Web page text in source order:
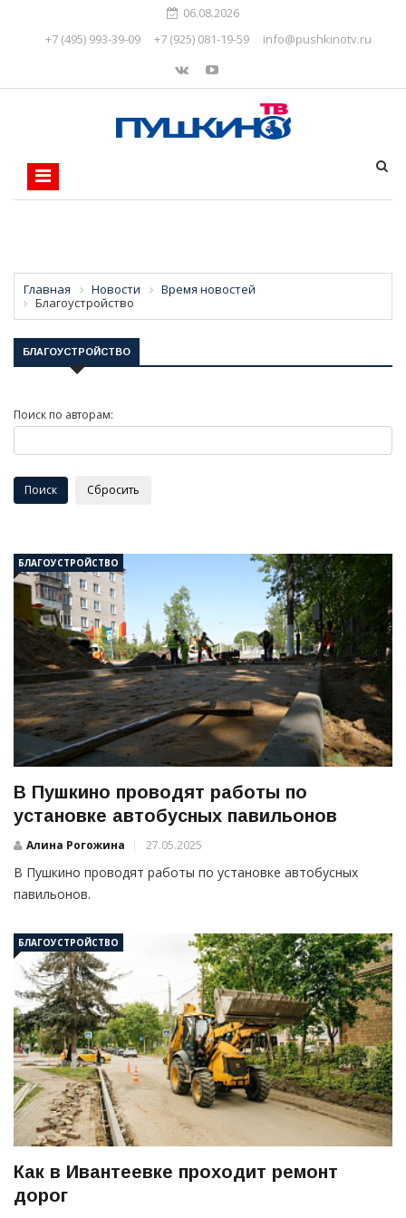
06.08.2026
+7 (495) 993-39-09
+7 (925) 081-19-59 info@pushkinotv.ru
Главная Новости
Время новостей
Благоустройство
БЛАГОУСТРОЙСТВО
Поиск по авторам:
БЛАГОУСТРОЙСТВО
В Пушкино проводят работы по
установке автобусных павильонов
Алина Рогожина 27.05.2025
В Пушкино проводят работы по установке автобусных
павильонов.
БЛАГОУСТРОЙСТВО
Как в Ивантеевке проходит ремонт
дорог